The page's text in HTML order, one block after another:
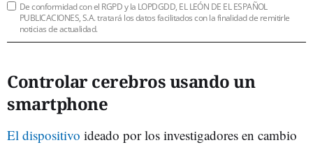
De conformidad con el RGPD y la LOPDGDD, EL LEÓN DE EL ESPAÑOL
PUBLICACIONES, S.A. tratará los datos facilitados con la finalidad de remitirle
noticias de actualidad.
Controlar cerebros usando un
smartphone
El dispositivo ideado por los investigadores en cambio